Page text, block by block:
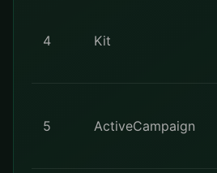
4 Kit
5 ActiveCampaign